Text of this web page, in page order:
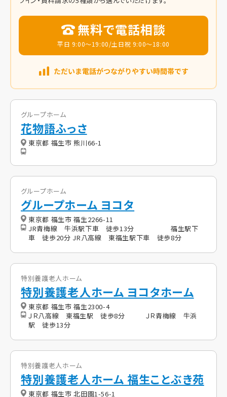
無料で電話相談
平日 9:00～19:00/土日祝 9:00～18:00
グループホーム
花物語ふっさ
東京都 福生市 熊川66-1
グループホーム
グループホーム ヨコタ
東京都 福生市 福生2266-11
JR青梅線 牛浜駅下車 徒歩13分 福生駅下
車 徒歩20分 JR八高線 東福生駅下車 徒歩8分
特別養護老人ホーム
特別養護老人ホーム ヨコタホーム
東京都 福生市 福生2300-4
ＪＲ八高線 東福生駅 徒歩8分 ＪＲ青梅線 牛浜
駅 徒歩13分
特別養護老人ホーム
特別養護老人ホーム 福生ことぶき苑
東京都 福生市 北田園1-56-1